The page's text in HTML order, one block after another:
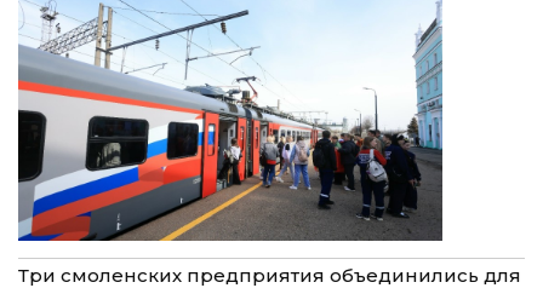
Три смоленских предприятия объединились для